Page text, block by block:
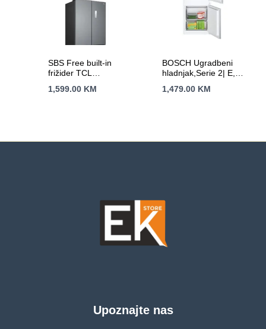
SBS Free built-in
frižider TCL
1,599.00 KM
BOSCH Ugradbeni
hladnjak,Serie 2| E,
Airflow,177cmH:200L,
1,479.00 KM
Upoznajte nas